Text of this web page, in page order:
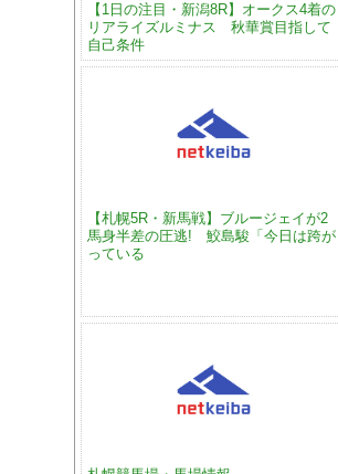
【1日の注目・新潟8R】オークス4着の
リアライズルミナス 秋華賞目指して
自己条件
【札幌5R・新馬戦】ブルージェイが2
馬身半差の圧逃! 鮫島駿「今日は跨が
っている